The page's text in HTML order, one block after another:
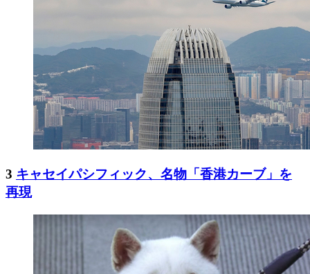
3 キャセイパシフィック、名物「香港カーブ」を
再現